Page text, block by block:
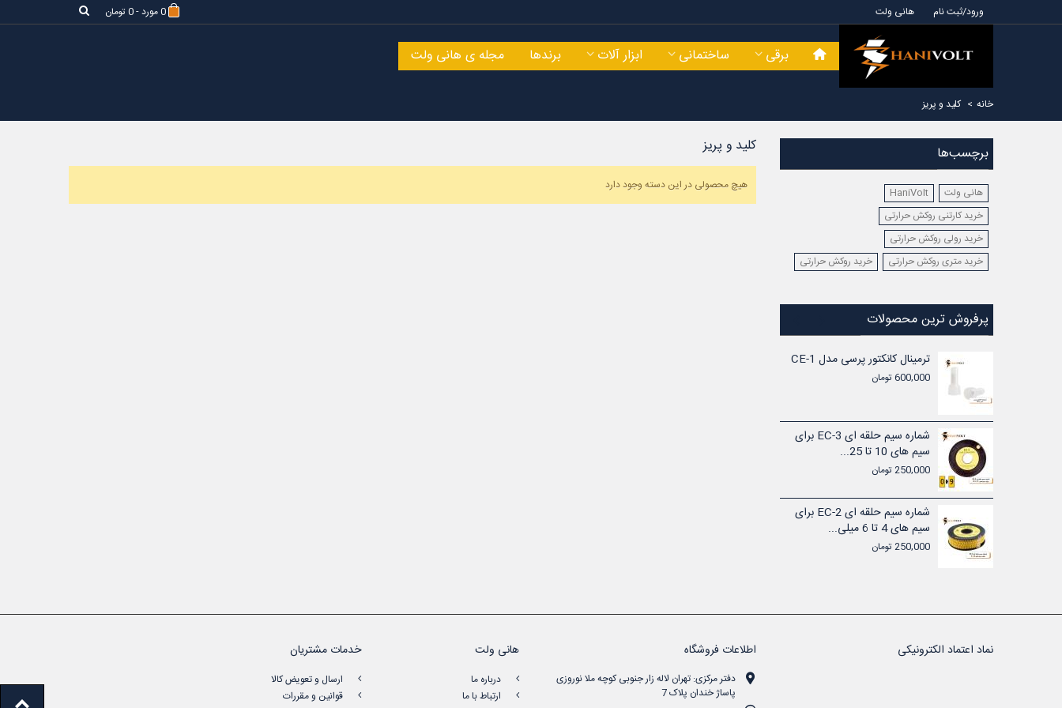
هانی ولت ورود/ثبت نام 0مورد-0 تومان
برقی ساختمانی ابزار آلات برندها مجله ی هانی ولت
خانه > کلید و پریز
برچسب‌ها
هانی ولت
HaniVolt
خرید کارتنی روکش حرارتی
خرید رولی روکش حرارتی
خرید متری روکش حرارتی
خرید روکش حرارتی
پرفروش ترین محصولات
ترمینال کانکتور پرسی مدل CE-1
600,000 تومان
شماره سیم حلقه ای EC-3 برای
سیم های 10 تا 25...
250,000 تومان
شماره سیم حلقه ای EC-2 برای
سیم های 4 تا 6 میلی...
250,000 تومان
کلید و پریز
هیچ محصولی در این دسته وجود دارد
نماد اعتماد الکترونیکی اطلاعات فروشگاه
دفتر مرکزی: تهران لاله زار جنوبی کوچه ملا نوروزی
پاساژ خندان پلاک 7
هانی ولت
درباره ما
ارتباط با ما
خدمات مشتریان
ارسال و تعویض کالا
قوانین و مقررات